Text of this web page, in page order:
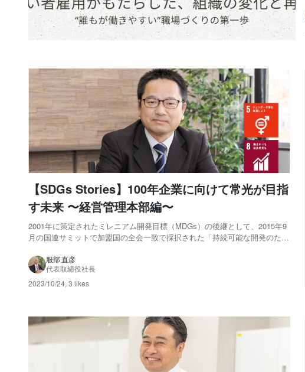
【SDGs Stories】100年企業に向けて常光が目指
す未来 〜経営管理本部編〜
2001年に策定されたミレニアム開発目標（MDGs）の後継として、2015年9
月の国連サミットで加盟国の全会一致で採択された「持続可能な開発のため
目標として、17のゴール・169のターゲットから構成され、地球上の「誰一
人取り残さない（le...
服部 直彦
代表取締役社長
2023/10/24, 3 likes